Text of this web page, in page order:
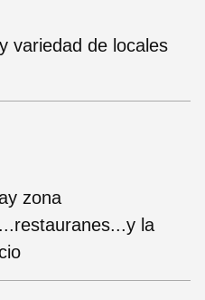
variedad de locales
zona
la